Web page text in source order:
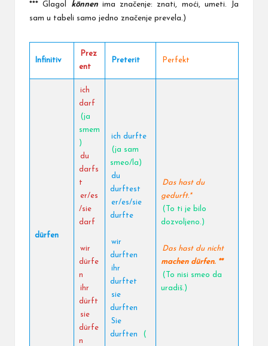
*** Glagol
könnenima značenje: znati, moći, umeti. Ja
sam u tabeli samo jedno značenje prevela.)
Infinitiv
Prez
ent
Preterit Perfekt
dürfen
ich
darf
(ja
smem
)
du
darfs
t
er/es
/sie
darf
wir
dürfe
n
ihr
dürft
sie
dürfe
n
ich durfte
(ja sam
smeo/la)
du
durftest
er/es/sie
durfte
wir
durften
ihr
durftet
sie
durften
Sie
durften
(
Das hast du
gedurft.*
(To ti je bilo
dozvoljeno.)
Das hast du nicht
machen dürfen. **
(To nisi smeo da
uradiš.)